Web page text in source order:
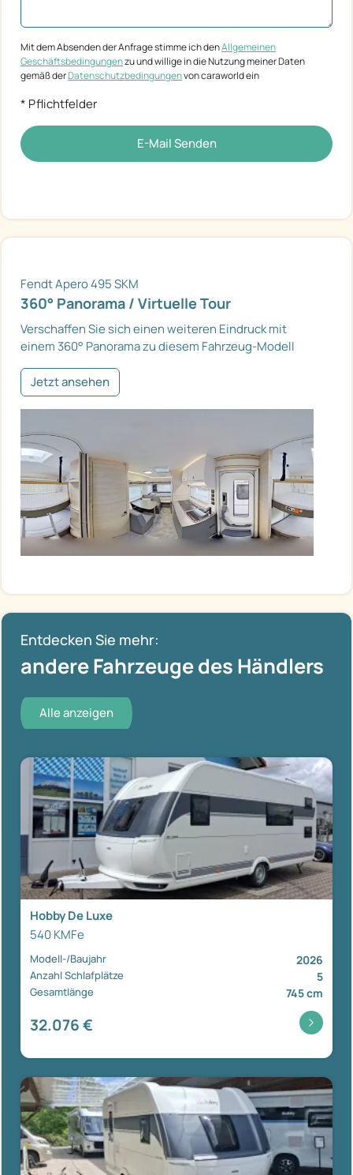
Mit dem Absenden der Anfrage stimme ich denAllgemeinen
Geschäftsbedingungenzu und willige in die Nutzung meiner Daten
gemäß derDatenschutzbedingungenvon caraworld ein
* Pflichtfelder
E-Mail Senden
Fendt Apero 495 SKM
360° Panorama / Virtuelle Tour
Verschaffen Sie sich einen weiteren Eindruck mit
einem 360° Panorama zu diesem Fahrzeug-Modell
Jetzt ansehen
Entdecken Sie mehr:
andere Fahrzeuge des Händlers
Alle anzeigen
Hobby De Luxe
540 KMFe
Modell-/Baujahr 2026
Anzahl Schlafplätze 5
Gesamtlänge 745 cm
32.076 €